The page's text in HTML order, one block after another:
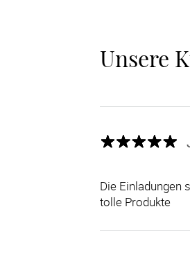
Unsere
Die Einladungen
tolle Produkte